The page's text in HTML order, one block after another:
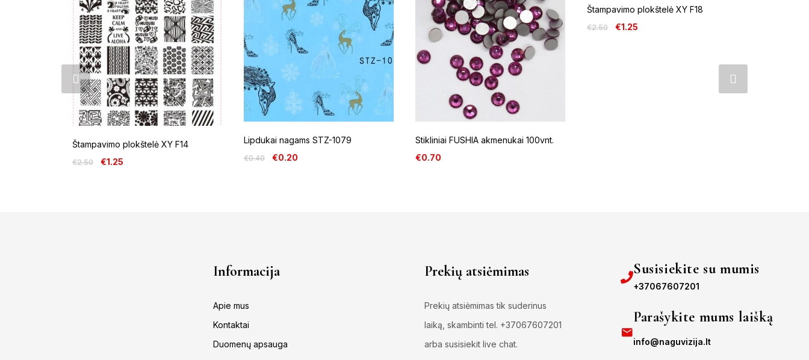
Štampavimo plokštelė XY F14
€2.50 €1.25
Lipdukai nagams STZ-1079
€0.40 €0.20
Stikliniai FUSHIA akmenukai 100vnt.
€0.70
Štampavimo plokštelė XY F18
€2.50 €1.25
Informacija
Apie mus
Kontaktai
Duomenų apsauga
Prekių atsiėmimas
Prekių atsiėmimas tik suderinus
laiką, skambinti tel. +37067607201
arba susisiekit live chat.
Susisiekite su mumis
+37067607201
Parašykite mums laišką
info@naguvizija.lt